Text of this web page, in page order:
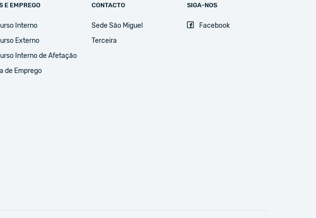
E EMPREGO
Interno
Externo
Interno de Afetação
de Emprego
CONTACTO
Sede São Miguel
Terceira
SIGA-NOS
Facebook